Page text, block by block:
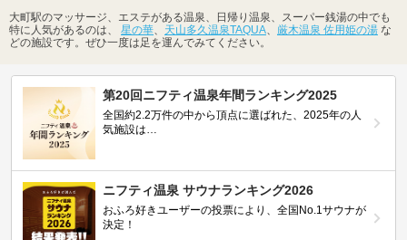
大町駅のマッサージ、エステがある温泉、日帰り温泉、スーパー銭湯の中でも
特に人気があるのは、 星の華 天山多久温泉TAQUA 厳木温泉 佐用姫の湯 な
どの施設です。ぜひ一度は足を運んでみてください。
第20回ニフティ温泉年間ランキング2025
全国約2.2万件の中から頂点に選ばれた、2025年の人
気施設は…
ニフティ温泉 サウナランキング2026
おふろ好きユーザーの投票により、全国No.1サウナが
決定！